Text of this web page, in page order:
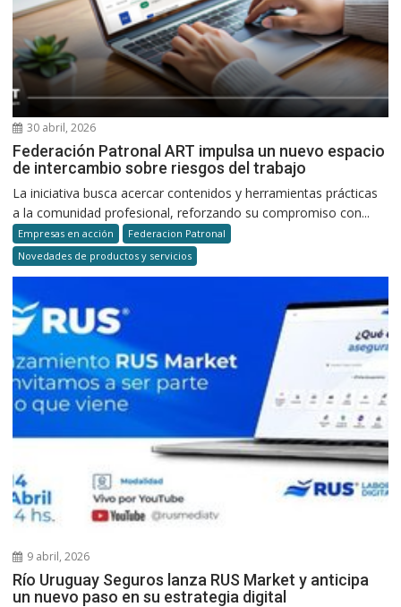
30 abril, 2026
Federación Patronal ART impulsa un nuevo espacio
de intercambio sobre riesgos del trabajo
La iniciativa busca acercar contenidos y herramientas prácticas
a la comunidad profesional, reforzando su compromiso con...
Empresas en acción
Federacion Patronal
Novedades de productos y servicios
9 abril, 2026
Río Uruguay Seguros lanza RUS Market y anticipa
un nuevo paso en su estrategia digital